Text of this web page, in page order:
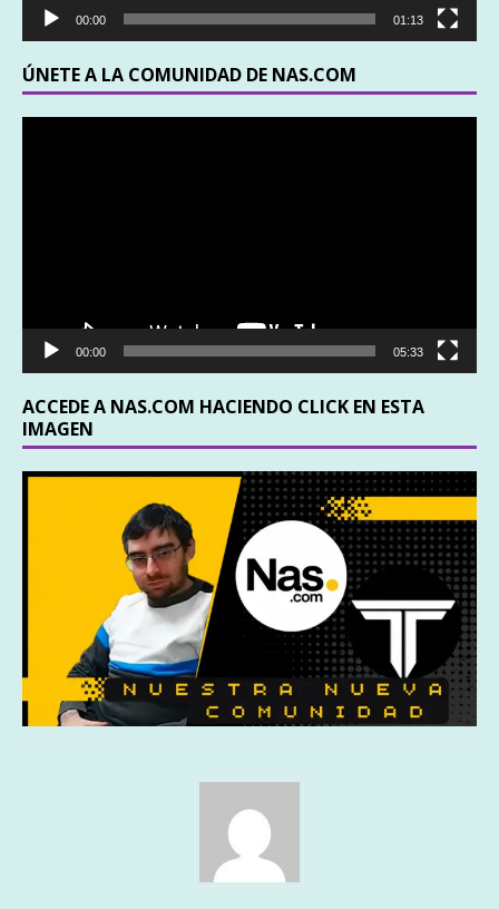
00:00 01:13
ÚNETE A LA COMUNIDAD DE NAS.COM
00:00 05:33
ACCEDE A NAS.COM HACIENDO CLICK EN ESTA
IMAGEN